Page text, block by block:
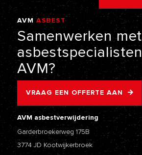
AVM ASBEST
VERWIJDERING
Samenwerken met
asbestspecialisten
AVM?
VRAAG EEN OFFERTE AAN
AVM asbestverwijdering
Garderbroekerweg 175B
3774 JD Kootwijkerbroek